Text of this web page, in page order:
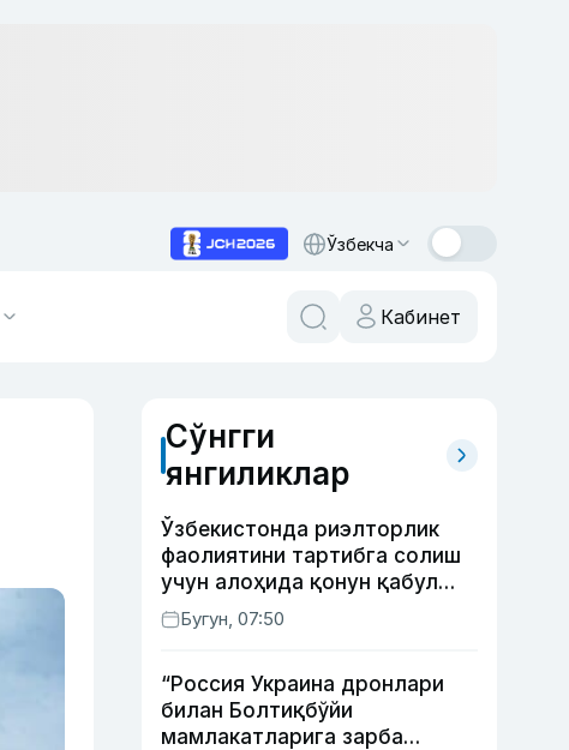
Ўзбекча
Кабинет
Сўнгги
янгиликлар
Ўзбекистонда риэлторлик
фаолиятини тартибга солиш
учун алоҳида қонун қабул
қилинди
Бугун, 07:50
“Россия Украина дронлари
билан Болтиқбўйи
мамлакатларига зарба